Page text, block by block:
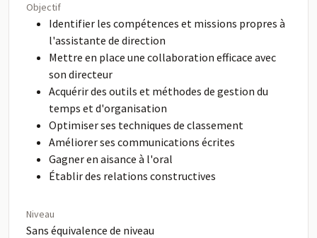
Objectif
Identifier les compétences et missions propres à
l'assistante de direction
Mettre en place une collaboration efficace avec
son directeur
Acquérir des outils et méthodes de gestion du
temps et d'organisation
Optimiser ses techniques de classement
Améliorer ses communications écrites
Gagner en aisance à l'oral
Établir des relations constructives
Niveau
Sans équivalence de niveau